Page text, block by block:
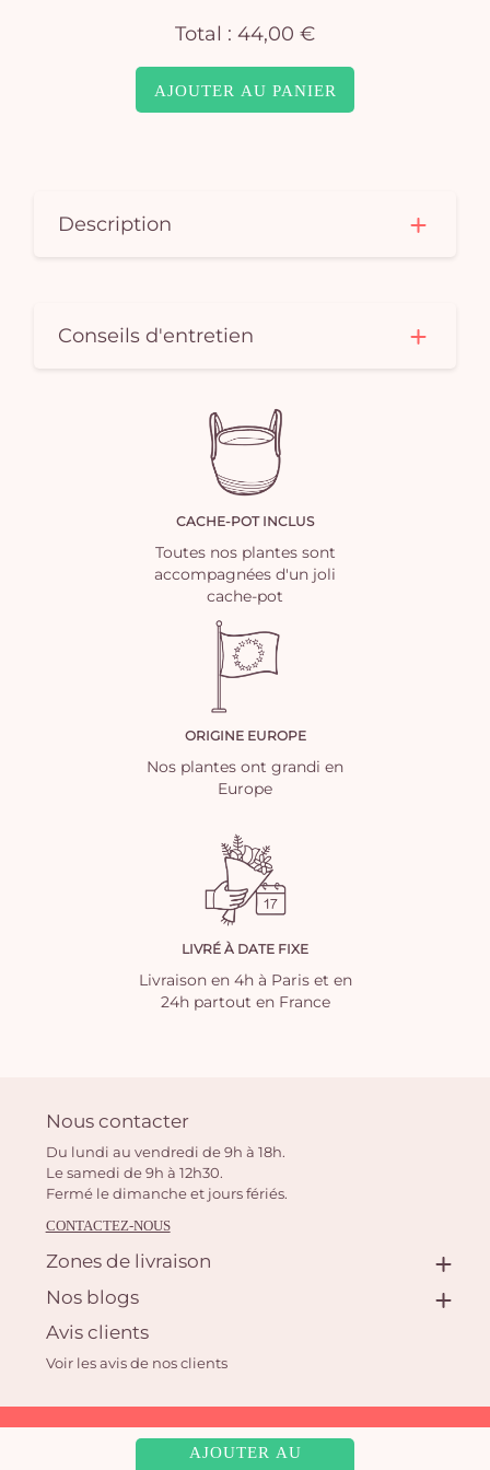
AJOUTER AU PANIER
AJOUTER AU
Total : 44,00 €
Description
Conseils d'entretien
CACHE-POT INCLUS
Toutes nos plantes sont
accompagnées d'un joli
cache-pot
ORIGINE EUROPE
Nos plantes ont grandi en
Europe
LIVRÉ À DATE FIXE
Livraison en 4h à Paris et en
24h partout en France
Nous contacter
Du lundi au vendredi de 9h à 18h.
Le samedi de 9h à 12h30.
Fermé le dimanche et jours fériés.
CONTACTEZ-NOUS
Zones de livraison
Nos blogs
Avis clients
Voir les avis de nos clients
Aquarelle.com SAS
39 rue Anatole France, 92300 Levallois-Perret | Fleuriste en ligne